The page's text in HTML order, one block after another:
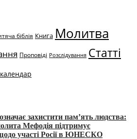
біблія Книга Молитва
Проповіді Розслідування Статті
захистити пам’ять людства:
Мефодія підтримує
участі Росії в ЮНЕСКО